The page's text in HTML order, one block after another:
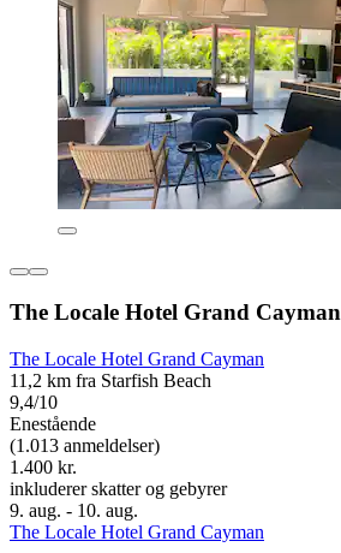
The Locale Hotel Grand Cayman
The Locale Hotel Grand Cayman
11,2 km fra Starfish Beach
9,4/10
Enestående
(1.013 anmeldelser)
1.400 kr.
inkluderer skatter og gebyrer
9. aug. - 10. aug.
The Locale Hotel Grand Cayman